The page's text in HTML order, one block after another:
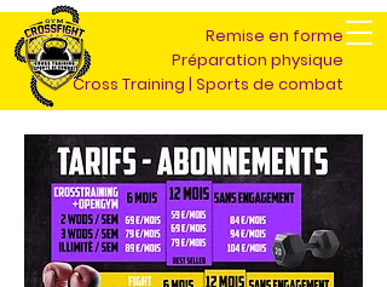
Remise en forme
Préparation physique
Cross Training | Sports de combat